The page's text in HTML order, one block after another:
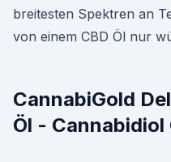
breitesten Spektren an
von einem CBD Öl nur
CannabiGold
Öl - Cannabidiol